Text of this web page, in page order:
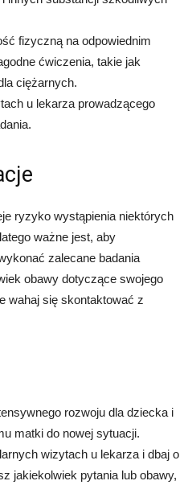
fizyczną na odpowiednim
ćwiczenia, takie jak
ciężarnych.
u lekarza prowadzącego
ryzyko wystąpienia niektórych
ważne jest, aby
zalecane badania
obawy dotyczące swojego
wahaj się skontaktować z
rozwoju dla dziecka i
matki do nowej sytuacji.
wizytach u lekarza i dbaj o
jakiekolwiek pytania lub obawy,